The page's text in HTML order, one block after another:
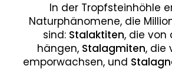
In der Tropfsteinhöhle
Naturphänomene, die
sind: Stalaktiten, die von
hängen, Stalagmiten, die
emporwachsen, und